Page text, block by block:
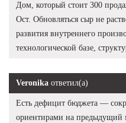
Дом, который стоит 300
Ост. Обновляться сыр не
развития внутреннего
технологической базе,
Veronika ответил(а)
Есть дефицит бюджета —
ориентирами на предыдущий